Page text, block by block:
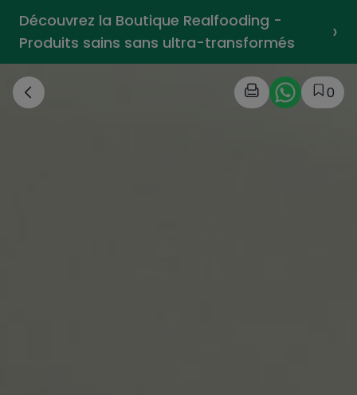
Découvrez la Boutique Realfooding -
Produits sains sans ultra-transformés
›
0